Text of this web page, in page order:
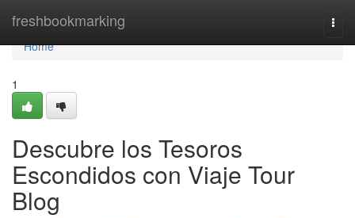
freshbookmarking
Home
Home
1
Descubre los Tesoros
Escondidos con Viaje Tour
Blog